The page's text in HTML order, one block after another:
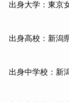
出身大学：東京
出身高校：新潟
出身中学校：新